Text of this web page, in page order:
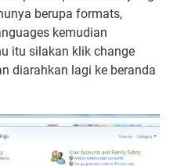
berupa formats,
kemudian
itu silakan klik change
diarahkan lagi ke beranda